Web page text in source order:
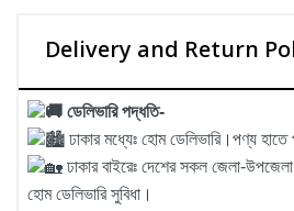
Delivery and Return
ডেলিভারি পদ্ধতি-
ঢাকার মধ্যেঃ হোম ডেলিভারি।পণ্য
ঢাকার বাইরেঃ দেশের সকল জেলা-
হোম ডেলিভারি সুবিধা।